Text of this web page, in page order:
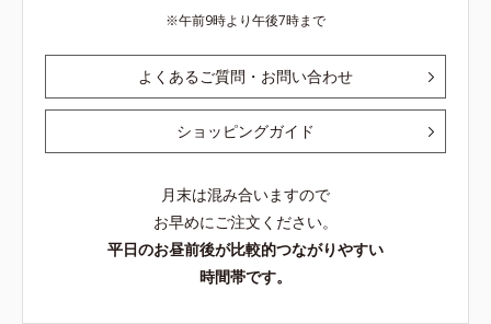
午前9時より午後7時まで
よくあるご質問・お問い合わせ
ショッピングガイド
月末は混み合いますので
お早めにご注文ください。
平日のお昼前後が比較的つながりやすい
時間帯です。